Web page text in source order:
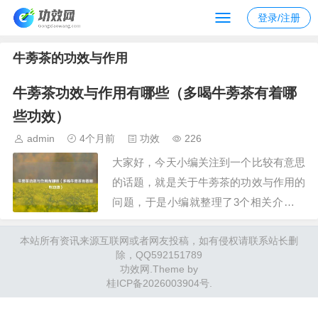
登录/注册
牛蒡茶的功效与作用
牛蒡茶功效与作用有哪些（多喝牛蒡茶有着哪
些功效）
admin 4个月前 功效 226
大家好，今天小编关注到一个比较有意思
的话题，就是关于牛蒡茶的功效与作用的
问题，于是小编就整理了3个相关介绍牛
看吧。文章目录：牛蒡茶功效与作用有哪
些多喝牛蒡茶有着哪些功效牛蒡茶功效与
作用有哪些一、牛蒡茶功效与作用有哪些
牛蒡茶具有抗氧化、调节血糖、改善肠道
本站所有资讯来源互联网或者网友投稿，如有侵权请联系站长删
除，QQ592151789
功效网 .Theme by
桂ICP备2026003904号.